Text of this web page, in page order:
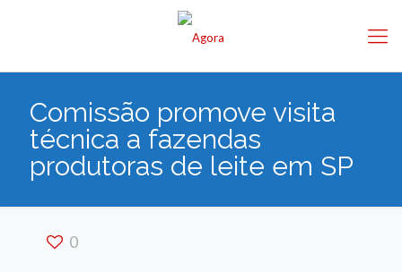
Comissão promove visita
técnica a fazendas
produtoras de leite em SP
0